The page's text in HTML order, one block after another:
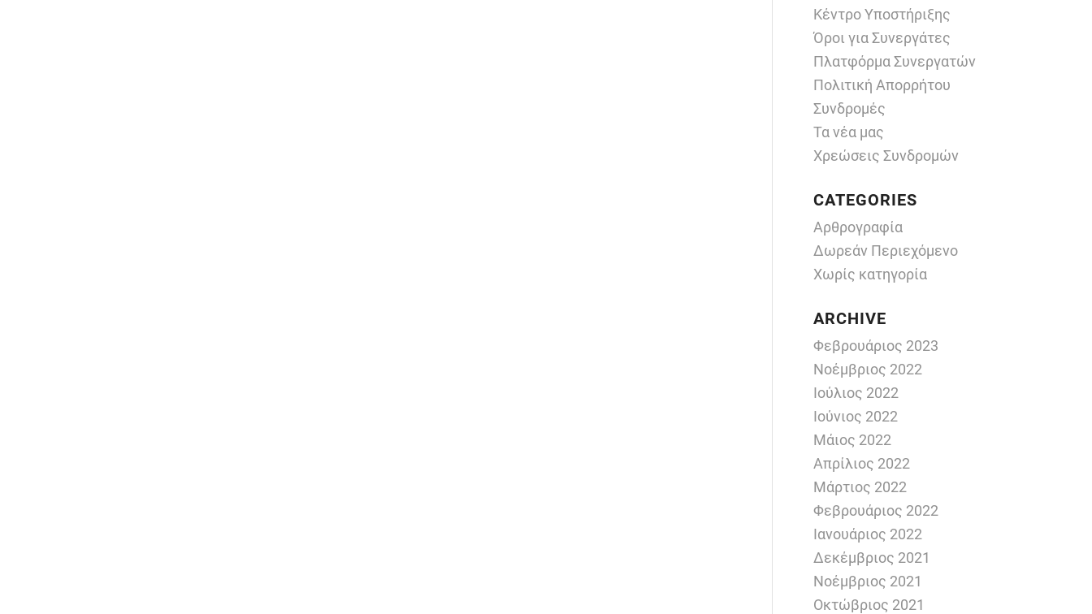
Κέντρο Υποστήριξης
Όροι για Συνεργάτες
Πλατφόρμα Συνεργατών
Πολιτική Απορρήτου
Συνδρομές
Τα νέα μας
Χρεώσεις Συνδρομών
CATEGORIES
Αρθρογραφία
Δωρεάν Περιεχόμενο
Χωρίς κατηγορία
ARCHIVE
Φεβρουάριος 2023
Νοέμβριος 2022
Ιούλιος 2022
Ιούνιος 2022
Μάιος 2022
Απρίλιος 2022
Μάρτιος 2022
Φεβρουάριος 2022
Ιανουάριος 2022
Δεκέμβριος 2021
Νοέμβριος 2021
Οκτώβριος 2021